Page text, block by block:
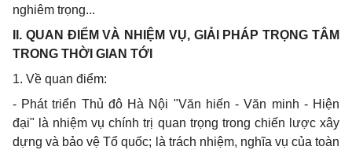
nghiêm trọng...
II. QUAN ĐIỂM VÀ NHIỆM VỤ, GIẢI PHÁP TRỌNG TÂM
TRONG THỜI GIAN TỚI
1. Về quan điểm:
- Phát triển Thủ đô Hà Nội "Văn hiến - Văn minh - Hiện
đại" là nhiệm vụ chính trị quan trọng trong chiến lược xây
dựng và bảo vệ Tổ quốc; là trách nhiệm, nghĩa vụ của toàn